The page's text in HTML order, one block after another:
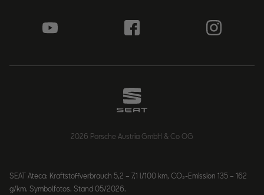
2026 Porsche Austria GmbH & Co OG
SEAT Ateca: Kraftstoffverbrauch 5,2 – 7,1 l/100 km, CO₂-Emission 135 – 162
g/km. Symbolfotos. Stand 05/2026.